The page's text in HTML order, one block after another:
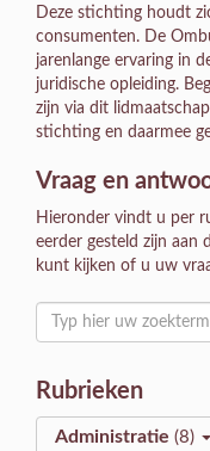
Deze stichting houdt
consumenten. De
jarenlange ervaring in
juridische opleiding.
zijn via dit
stichting en daarmee
Vraag en
Hieronder vindt u per
eerder gesteld zijn aan
kunt kijken of u uw
Rubrieken
Administratie (8)